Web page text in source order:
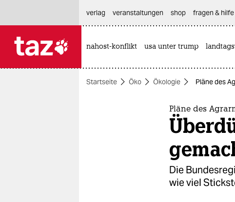
themen
verlag
veranstaltungen shop fragen & hilfe
nahost-konflikt usa unter trump
Startseite Öko Ökologie Pläne des
Pläne des
Die
wie viel